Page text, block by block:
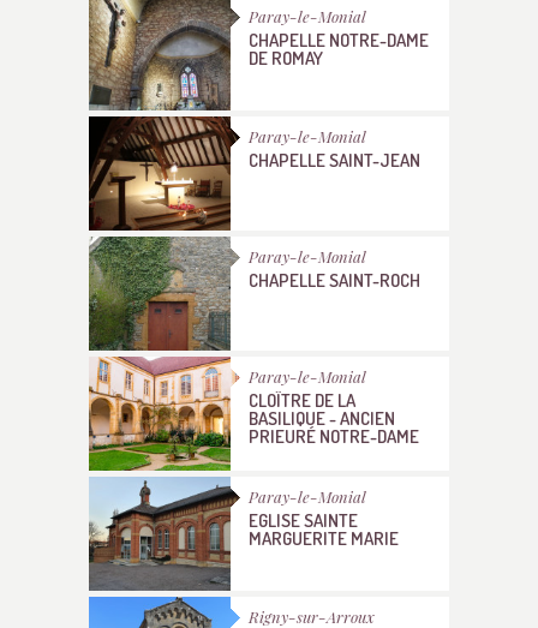
Paray-le-Monial
CHAPELLE NOTRE-DAME
DE ROMAY
Paray-le-Monial
CHAPELLE SAINT-JEAN
Paray-le-Monial
CHAPELLE SAINT-ROCH
Paray-le-Monial
CLOÎTRE DE LA
BASILIQUE - ANCIEN
PRIEURÉ NOTRE-DAME
Paray-le-Monial
EGLISE SAINTE
MARGUERITE MARIE
Rigny-sur-Arroux